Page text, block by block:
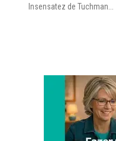
Insensatez de Tuchman...